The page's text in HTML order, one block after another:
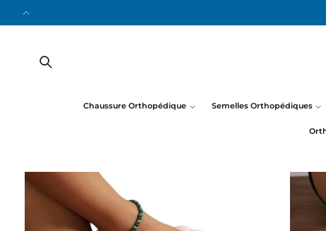
PASSER
AU
Chaussure Orthopédique Semelles Orthopédiques
PASSER AUX
INFORMATIONS
PRODUITS